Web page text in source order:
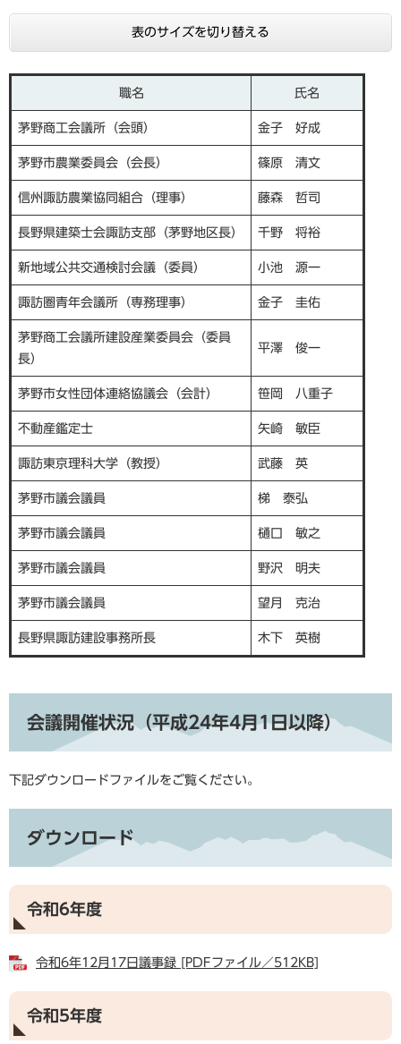
表のサイズを切り替える
職名 氏名
茅野商工会議所（会頭） 金子 好成
茅野市農業委員会（会長） 篠原 清文​
信州諏訪農業協同組合（理事） 藤森 哲司
長野県建築士会諏訪支部（茅野地区長） 千野 将裕
新地域公共交通検討会議（委員） 小池 源一
諏訪圏青年会議所（専務理事） 金子 圭佑​
茅野商工会議所建設産業委員会（委員
長）
平澤 俊一
茅野市女性団体連絡協議会（会計） 笹岡 八重子
不動産鑑定士 矢崎 敏臣
諏訪東京理科大学（教授） 武藤 英
茅野市議会議員 梯 泰弘
茅野市議会議員 樋口 敏之​
茅野市議会議員 野沢 明夫
茅野市議会議員 望月 克治
長野県諏訪建設事務所長 木下 英樹
会議開催状況（平成24年4月1日以降）
下記ダウンロードファイルをご覧ください。
ダウンロード
令和6年度
令和6年12月17日議事録 [PDFファイル／512KB]
令和5年度